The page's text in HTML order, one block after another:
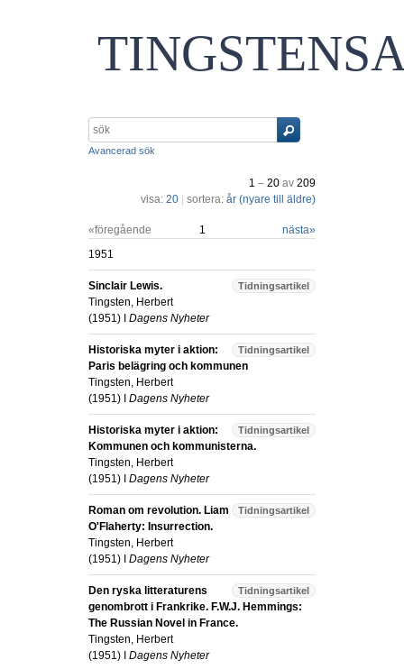
Avancerad sök
1 – 20 av 209
visa: 20 sortera: år (nyare till äldre)
«föregående 1 nästa»
1951
Tidningsartikel
Sinclair Lewis.
Tingsten, Herbert
(1951) I Dagens Nyheter
Tidningsartikel
Historiska myter i aktion:
Paris belägring och kommunen
Tingsten, Herbert
(1951) I Dagens Nyheter
Tidningsartikel
Historiska myter i aktion:
Kommunen och kommunisterna.
Tingsten, Herbert
(1951) I Dagens Nyheter
Tidningsartikel
Roman om revolution. Liam
O'Flaherty: Insurrection.
Tingsten, Herbert
(1951) I Dagens Nyheter
Tidningsartikel
Den ryska litteraturens
genombrott i Frankrike. F.W.J. Hemmings:
The Russian Novel in France.
Tingsten, Herbert
(1951) I Dagens Nyheter